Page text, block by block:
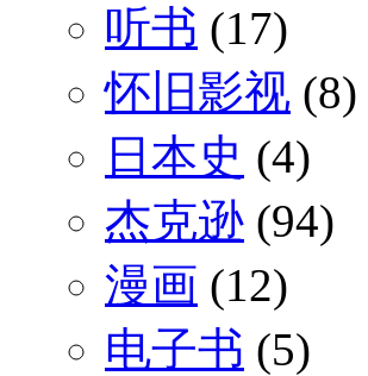
听书 (17)
怀旧影视 (8)
日本史 (4)
杰克逊 (94)
漫画 (12)
电子书 (5)